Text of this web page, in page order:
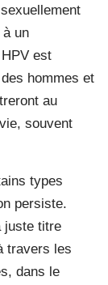
un
est
hommes et
au
souvent
types
persiste.
juste titre
travers les
dans le